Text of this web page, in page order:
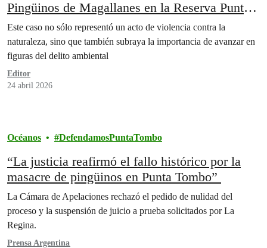
Pingüinos de Magallanes en la Reserva Punta
Tombo
Este caso no sólo representó un acto de violencia contra la
naturaleza, sino que también subraya la importancia de avanzar en
figuras del delito ambiental
Editor
24 abril 2026
Océanos DefendamosPuntaTombo
“La justicia reafirmó el fallo histórico por la
masacre de pingüinos en Punta Tombo”
La Cámara de Apelaciones rechazó el pedido de nulidad del
proceso y la suspensión de juicio a prueba solicitados por La
Regina.
Prensa Argentina